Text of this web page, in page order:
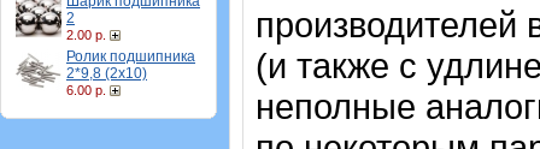
2
2.00 р.
Ролик подшипника
2*9,8 (2х10)
6.00 р.
производителей
(и также с
неполные